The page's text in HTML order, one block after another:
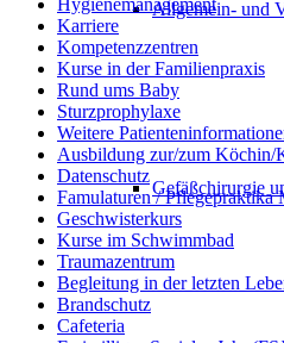
Allgemein- und
Gefäßchirurgie
Hygienemanagement
Karriere
Kompetenzzentren
Kurse in der Familienpraxis
Rund ums Baby
Sturzprophylaxe
Weitere
Ausbildung zur/zum Köchin/
Datenschutz
Famulaturen / Pflegepraktika
Geschwisterkurs
Kurse im Schwimmbad
Traumazentrum
Begleitung in der letzten
Brandschutz
Cafeteria